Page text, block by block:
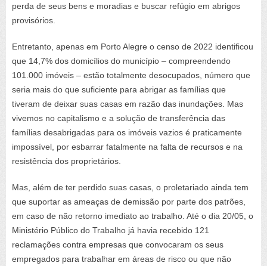
perda de seus bens e moradias e buscar refúgio em abrigos
provisórios.
Entretanto, apenas em Porto Alegre o censo de 2022 identificou
que 14,7% dos domicílios do município – compreendendo
101.000 imóveis – estão totalmente desocupados, número que
seria mais do que suficiente para abrigar as famílias que
tiveram de deixar suas casas em razão das inundações. Mas
vivemos no capitalismo e a solução de transferência das
famílias desabrigadas para os imóveis vazios é praticamente
impossível, por esbarrar fatalmente na falta de recursos e na
resistência dos proprietários.
Mas, além de ter perdido suas casas, o proletariado ainda tem
que suportar as ameaças de demissão por parte dos patrões,
em caso de não retorno imediato ao trabalho. Até o dia 20/05, o
Ministério Público do Trabalho já havia recebido 121
reclamações contra empresas que convocaram os seus
empregados para trabalhar em áreas de risco ou que não